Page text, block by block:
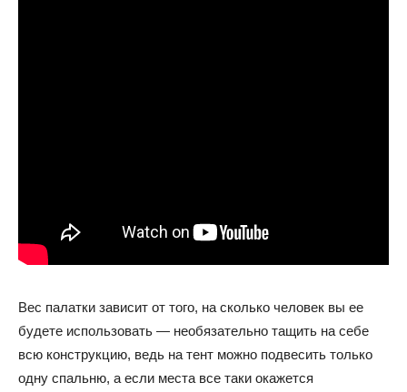
Вес палатки зависит от того, на сколько человек вы ее
будете использовать — необязательно тащить на себе
всю конструкцию, ведь на тент можно подвесить только
одну спальню, а если места все таки окажется